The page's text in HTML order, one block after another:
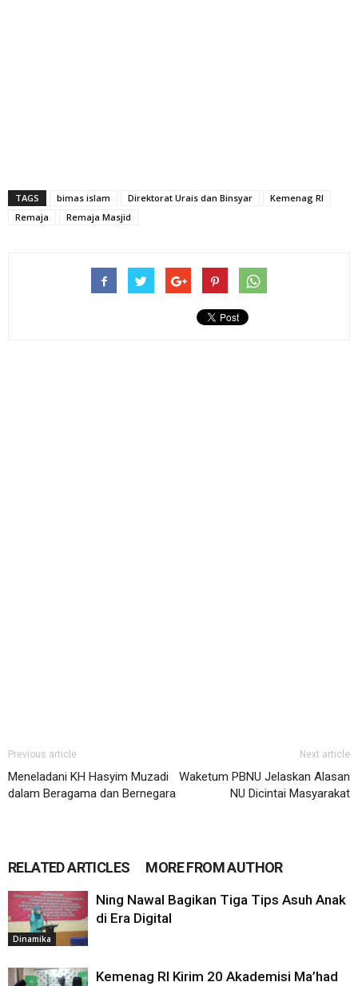
TAGS bimas islam Direktorat Urais dan Binsyar
Kemenag RI
Remaja
Remaja Masjid
Previous article
Meneladani KH Hasyim Muzadi
dalam Beragama dan Bernegara
Next article
Waketum PBNU Jelaskan Alasan
NU Dicintai Masyarakat
RELATED ARTICLES MORE FROM AUTHOR
Dinamika
Ning Nawal Bagikan Tiga Tips Asuh Anak
di Era Digital
Kemenag RI Kirim 20 Akademisi Ma’had